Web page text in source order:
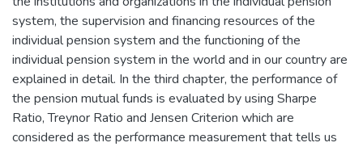
system, the supervision and financing resources of the
individual pension system and the functioning of the
individual pension system in the world and in our country are
explained in detail. In the third chapter, the performance of
the pension mutual funds is evaluated by using Sharpe
Ratio, Treynor Ratio and Jensen Criterion which are
considered as the performance measurement that tells us